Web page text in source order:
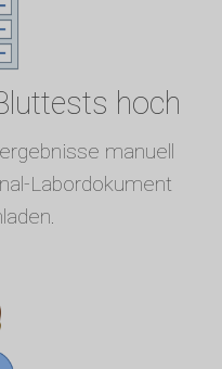
hoch
manuell
Labordokument